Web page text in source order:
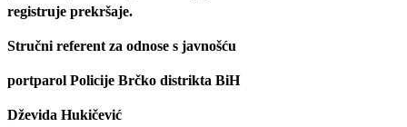
registruje prekršaje.
Stručni referent za odnose s javnošću
portparol Policije Brčko distrikta BiH
Dževida Hukičević